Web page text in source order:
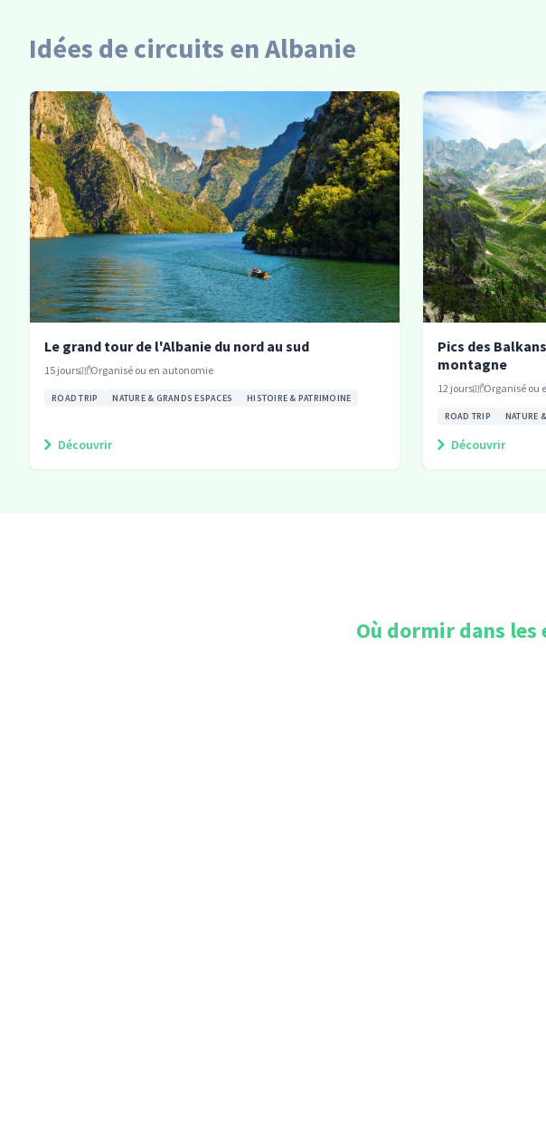
Idées de circuits en Albanie
Le grand tour de l'Albanie du nord au sud
15 jours Organisé ou en autonomie
ROAD TRIP NATURE & GRANDS ESPACES HISTOIRE & PATRIMOINE
Découvrir
Pics des
montagne
12 jours Organisé ou
ROAD TRIP NATURE
Découvrir
Où dormir dans les